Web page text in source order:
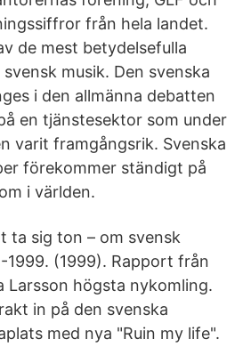
från hela landet.
de mest betydelsefulla
musik. Den svenska
i den allmänna debatten
en tjänstesektor som under
varit framgångsrik. Svenska
förekommer ständigt på
i världen.
ta sig ton – om svensk
1999. (1999). Rapport från
Larsson högsta nykomling.
in på den svenska
med nya "Ruin my life".